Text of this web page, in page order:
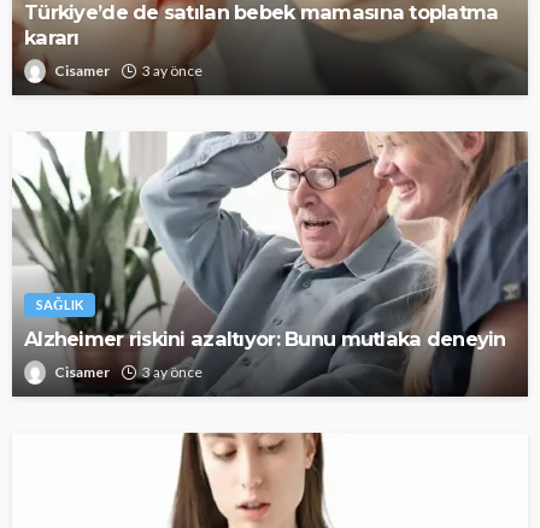
Türkiye’de de satılan bebek mamasına toplatma
kararı
Cisamer 3 ay önce
SAĞLIK
Alzheimer riskini azaltıyor: Bunu mutlaka deneyin
Cisamer 3 ay önce